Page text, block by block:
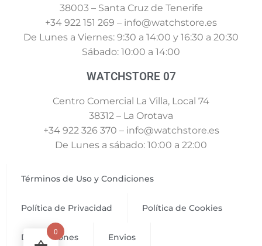
38003 – Santa Cruz de Tenerife
+34 922 151 269 – info@watchstore.es
De Lunes a Viernes: 9:30 a 14:00 y 16:30 a 20:30
Sábado: 10:00 a 14:00
WATCHSTORE 07
Centro Comercial La Villa, Local 74
38312 – La Orotava
+34 922 326 370 – info@watchstore.es
De Lunes a sábado: 10:00 a 22:00
Términos de Uso y Condiciones
Política de Privacidad Política de Cookies
Devoluciones Envios
0